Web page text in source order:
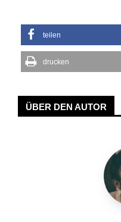
teilen
drucken
ÜBER DEN AUTOR